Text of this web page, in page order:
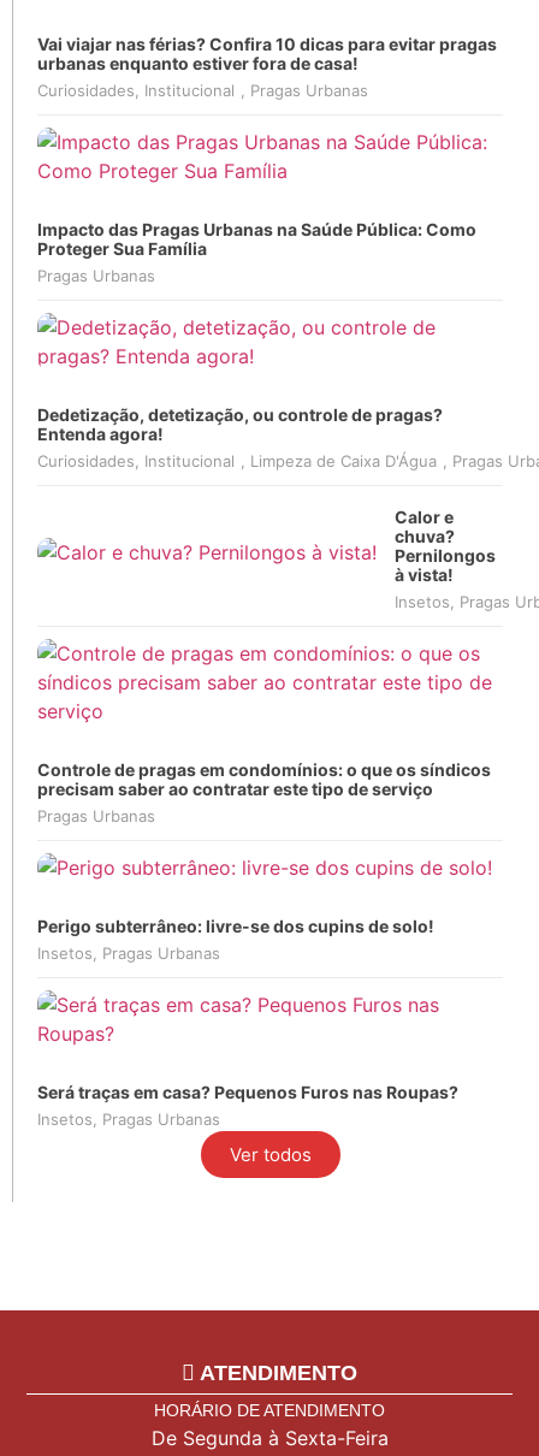
Vai viajar nas férias? Confira 10 dicas para evitar pragas
urbanas enquanto estiver fora de casa!
Curiosidades Institucional Pragas Urbanas
Impacto das Pragas Urbanas na Saúde Pública: Como
Proteger Sua Família
Pragas Urbanas
Dedetização, detetização, ou controle de pragas?
Entenda agora!
Curiosidades Institucional Limpeza de Caixa D'Água Pragas
Calor e
chuva?
Pernilongos
à vista!
Insetos Pragas
Controle de pragas em condomínios: o que os síndicos
precisam saber ao contratar este tipo de serviço
Pragas Urbanas
Perigo subterrâneo: livre-se dos cupins de solo!
Insetos Pragas Urbanas
Será traças em casa? Pequenos Furos nas Roupas?
Insetos Pragas Urbanas
Ver todos
ATENDIMENTO
HORÁRIO DE ATENDIMENTO
De Segunda à Sexta-Feira